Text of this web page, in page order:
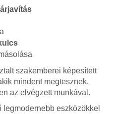
szakemberei képesített
mindent megtesznek,
az elvégzett munkával.
eszközökkel